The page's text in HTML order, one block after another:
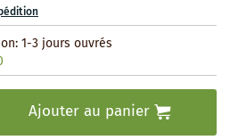
1-3 jours ouvrés
Ajouter au panier